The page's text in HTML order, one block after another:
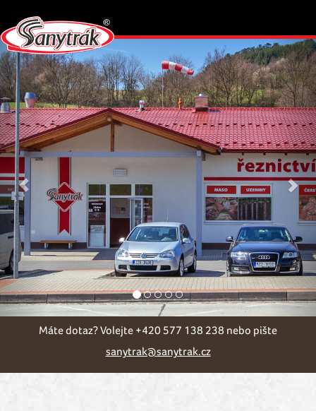
Předchozí
Máte dotaz? Volejte +420 577 138 238 nebo pište
sanytrak@sanytrak.cz